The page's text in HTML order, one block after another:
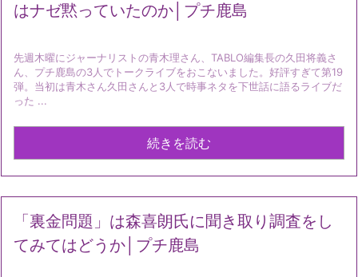
はナゼ黙っていたのか│プチ鹿島
先週木曜にジャーナリストの青木理さん、TABLO編集長の久田将義さ
ん、プチ鹿島の3人でトークライブをおこないました。好評すぎて第19
弾。当初は青木さん久田さんと3人で時事ネタを下世話に語るライブだ
った ...
続きを読む
「裏金問題」は森喜朗氏に聞き取り調査をし
てみてはどうか│プチ鹿島